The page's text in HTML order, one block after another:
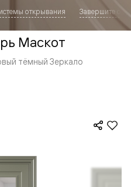
открывания Завершите
Маскот
тёмный Зеркало